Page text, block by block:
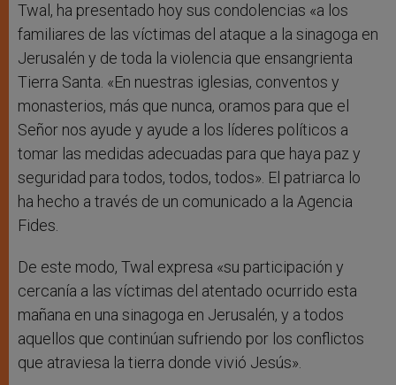
Twal, ha presentado hoy sus condolencias «a los
familiares de las víctimas del ataque a la sinagoga en
Jerusalén y de toda la violencia que ensangrienta
Tierra Santa. «En nuestras iglesias, conventos y
monasterios, más que nunca, oramos para que el
Señor nos ayude y ayude a los líderes políticos a
tomar las medidas adecuadas para que haya paz y
seguridad para todos, todos, todos». El patriarca lo
ha hecho a través de un comunicado a la Agencia
Fides.
De este modo, Twal expresa «su participación y
cercanía a las víctimas del atentado ocurrido esta
mañana en una sinagoga en Jerusalén, y a todos
aquellos que continúan sufriendo por los conflictos
que atraviesa la tierra donde vivió Jesús».